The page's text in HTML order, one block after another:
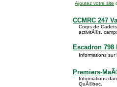
Ajoutez votre site
CCMRC 247
Corps de
activitÃ©s,
Escadron 798
Informations sur
Premiers-
Informations
QuÃ©bec.